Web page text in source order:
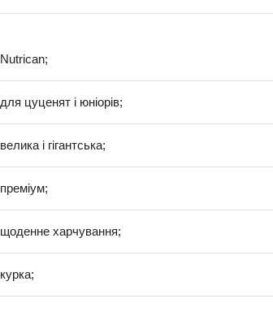
Nutrican;
для цуценят і юніорів;
велика і гігантська;
преміум;
щоденне харчування;
курка;